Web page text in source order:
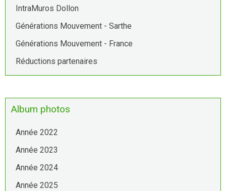
IntraMuros Dollon
Générations Mouvement - Sarthe
Générations Mouvement - France
Réductions partenaires
Album photos
Année 2022
Année 2023
Année 2024
Année 2025